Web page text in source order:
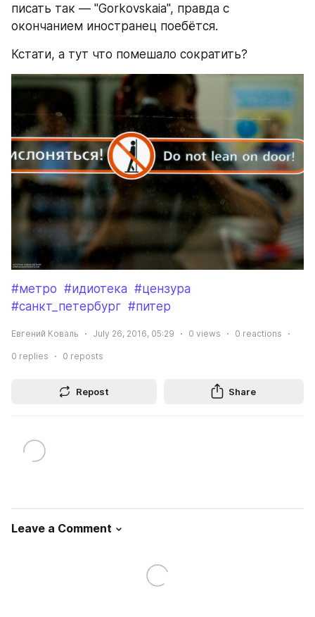
писать так — "Gorkovskaia", правда с
окончанием иностранец поебётся.
Кстати, а тут что помешало сократить?
#метро #идиотека #цензура
#санкт_петербург #питер
Евгений Коваль July 26, 2016, 05:29 0 views 0 reactions
0 replies 0 reposts
Repost Share
Leave a Comment